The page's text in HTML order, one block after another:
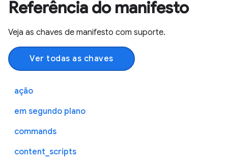
Referência do manifesto
Veja as chaves de manifesto com suporte.
Ver todas as chaves
ação
em segundo plano
commands
content_scripts